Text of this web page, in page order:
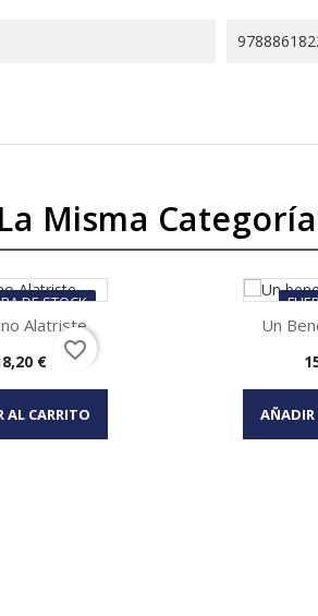
Misma
DE STOCK
rápida
Alatriste
€
AL CARRITO
favorite_border
Un
AÑADIR